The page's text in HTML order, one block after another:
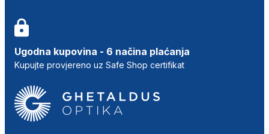
Ugodna kupovina - 6 načina plaćanja
Kupujte provjereno uz Safe Shop certifikat